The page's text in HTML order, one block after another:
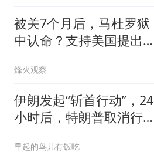
被关7个月后，马杜罗狱
中认命？支持美国提出的
烽火观察
伊朗发起“斩首行动”，24
小时后，特朗普取消行
早起的鸟儿有饭吃